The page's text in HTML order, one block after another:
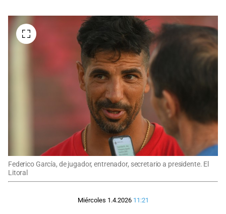
Federico García, de jugador, entrenador, secretario a presidente. El
Litoral
Miércoles 1.4.2026 11:21